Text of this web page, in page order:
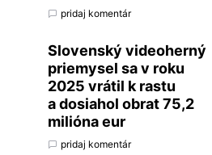
pridaj komentár
Slovenský videoherný
priemysel sa v roku
2025 vrátil k rastu
a dosiahol obrat 75,2
milióna eur
pridaj komentár